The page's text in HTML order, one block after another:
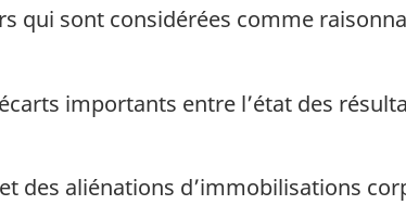
qui sont considérées comme
importants entre l’état des
des aliénations d’immobilisations